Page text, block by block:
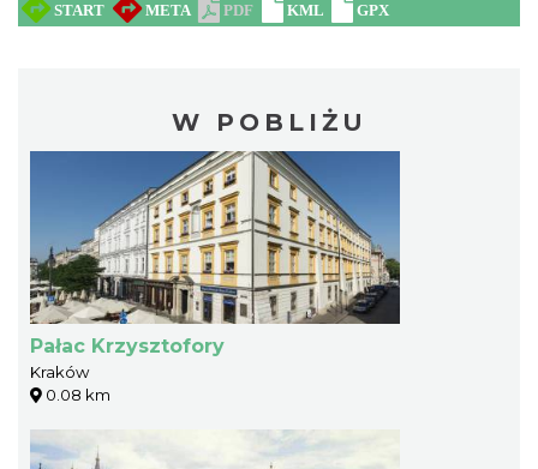
W POBLIŻU
Pałac Krzysztofory
Kraków
0.08 km